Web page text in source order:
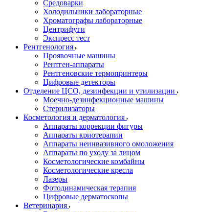
Средоварки
Холодильники лабораторные
Хроматографы лабораторные
Центрифуги
Экспресс тест
Рентгенология
Проявочные машины
Рентген-аппараты
Рентгеновские термопринтеры
Цифровые детекторы
Отделение ЦСО, дезинфекции и утилизации
Моечно-дезинфекционные машины
Стерилизаторы
Косметология и дерматология
Аппараты коррекции фигуры
Аппараты криотерапии
Аппараты неинвазивного омоложения
Аппараты по уходу за лицом
Косметологические комбайны
Косметологические кресла
Лазеры
Фотодинамическая терапия
Цифровые дерматоскопы
Ветеринария